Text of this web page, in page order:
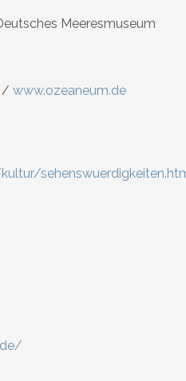
Meeresmuseum
/ www.ozeaneum.de